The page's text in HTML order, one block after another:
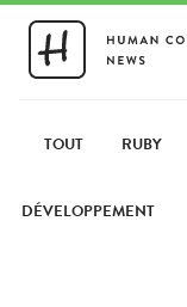
TOUT RUBY
DÉVELOPPEMENT